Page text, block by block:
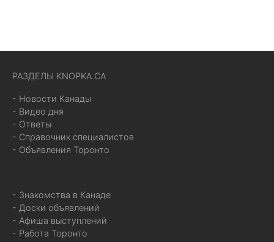
РАЗДЕЛЫ KNOPKA.CA
- Новости Канады
- Видео дня
- Ответы
- Справочник специалистов
- Объявления Торонто
- Знакомства в Канаде
- Доски объявлений
- Афиша выступлений
- Работа Торонто